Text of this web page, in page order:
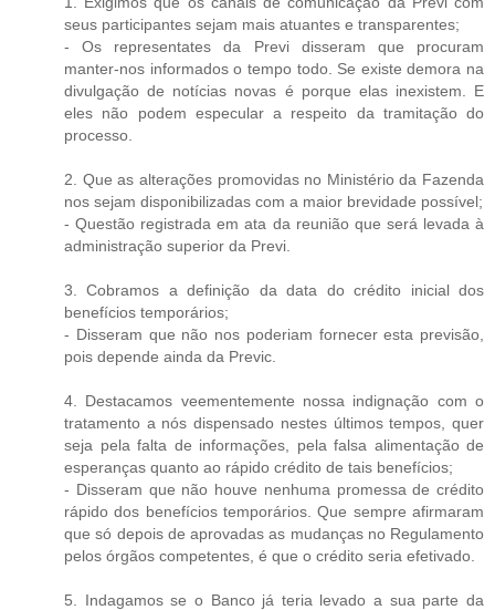
seus participantes sejam mais atuantes e transparentes;
- Os representates da Previ disseram que procuram
manter-nos informados o tempo todo. Se existe demora na
divulgação de notícias novas é porque elas inexistem. E
eles não podem especular a respeito da tramitação do
processo.
2. Que as alterações promovidas no Ministério da Fazenda
nos sejam disponibilizadas com a maior brevidade possível;
- Questão registrada em ata da reunião que será levada à
administração superior da Previ.
3. Cobramos a definição da data do crédito inicial dos
benefícios temporários;
- Disseram que não nos poderiam fornecer esta previsão,
pois depende ainda da Previc.
4. Destacamos veementemente nossa indignação com o
tratamento a nós dispensado nestes últimos tempos, quer
seja pela falta de informações, pela falsa alimentação de
esperanças quanto ao rápido crédito de tais benefícios;
- Disseram que não houve nenhuma promessa de crédito
rápido dos benefícios temporários. Que sempre afirmaram
que só depois de aprovadas as mudanças no Regulamento
pelos órgãos competentes, é que o crédito seria efetivado.
5. Indagamos se o Banco já teria levado a sua parte da